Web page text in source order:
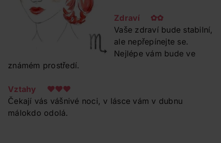
Zdraví ✿✿
Vaše zdraví bude stabilní,
ale nepřepínejte se.
Nejlépe vám bude ve
známém prostředí.
Vztahy ❤❤❤
Čekají vás vášnivé noci, v lásce vám v dubnu
málokdo odolá.